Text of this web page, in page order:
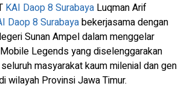
KAI Daop 8 Surabaya Luqman Arif
Daop 8 Surabayabekerjasama dengan
Sunan Ampel dalam menggelar
Legends yang diselenggarakan
masyarakat kaum milenial dan gen
wilayah Provinsi Jawa Timur.